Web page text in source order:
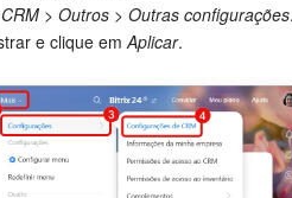
> Outros > Outras configurações.
e clique em Aplicar.